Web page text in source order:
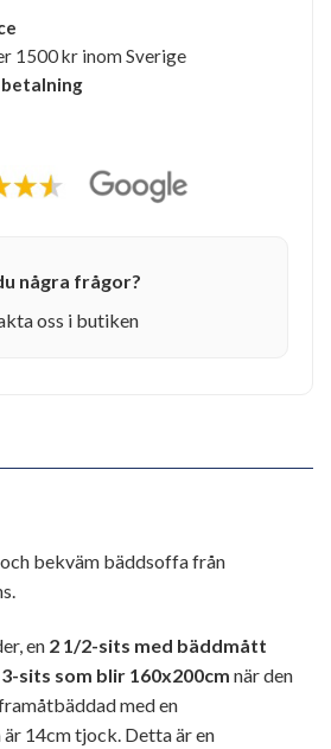
1500 kr inom Sverige
betalning
några frågor?
oss i butiken
bekväm bäddsoffa från
en 2 1/2-sits med bäddmått
sits som blir 160x200cm när den
med en
14cm tjock. Detta är en